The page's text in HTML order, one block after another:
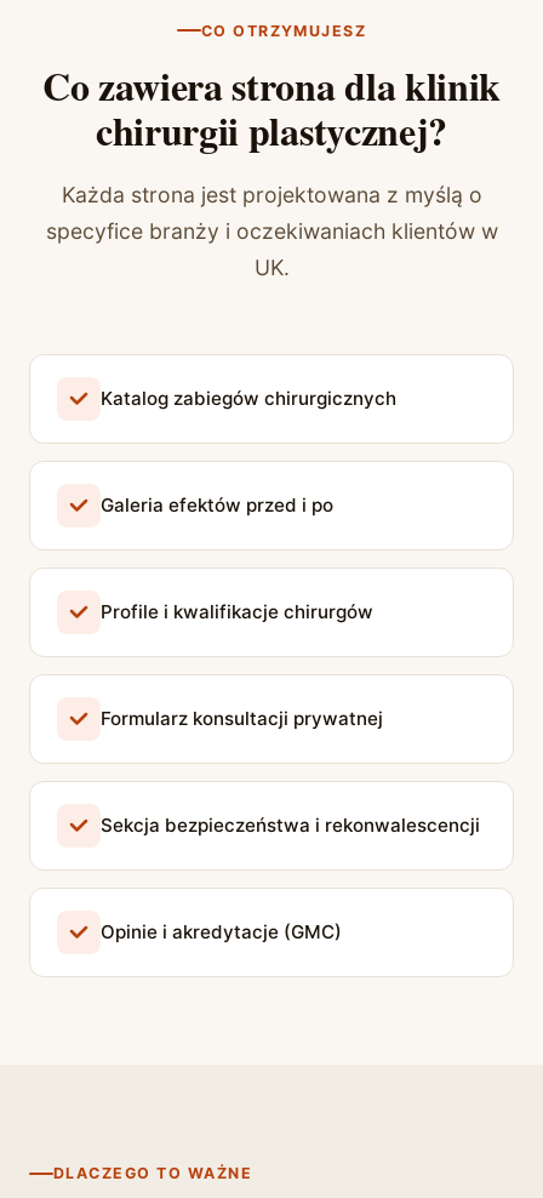
CO OTRZYMUJESZ
Co zawiera strona dla klinik
chirurgii plastycznej?
Każda strona jest projektowana z myślą o
specyfice branży i oczekiwaniach klientów w
UK.
Katalog zabiegów chirurgicznych
Galeria efektów przed i po
Profile i kwalifikacje chirurgów
Formularz konsultacji prywatnej
Sekcja bezpieczeństwa i rekonwalescencji
Opinie i akredytacje (GMC)
DLACZEGO TO WAŻNE